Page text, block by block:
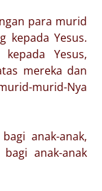
para murid
kepada Yesus.
Yesus,
mereka dan
murid-Nya
anak-anak,
anak-anak